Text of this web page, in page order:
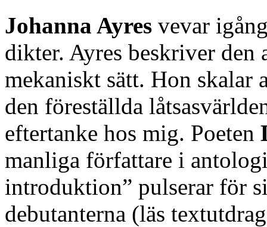
Johanna Ayres vevar
dikter. Ayres beskriver den
mekaniskt sätt. Hon skalar
den föreställda
eftertanke hos mig. Poeten
manliga författare i
introduktion” pulserar för
debutanterna (läs